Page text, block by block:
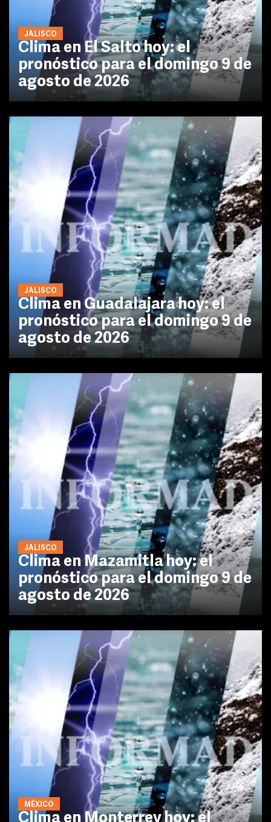
JALISCO
Clima en El Salto hoy: el
pronóstico para el domingo 9 de
agosto de 2026
JALISCO
Clima en Guadalajara hoy: el
pronóstico para el domingo 9 de
agosto de 2026
JALISCO
Clima en Mazamitla hoy: el
pronóstico para el domingo 9 de
agosto de 2026
MÉXICO
Clima en Monterrey hoy: el